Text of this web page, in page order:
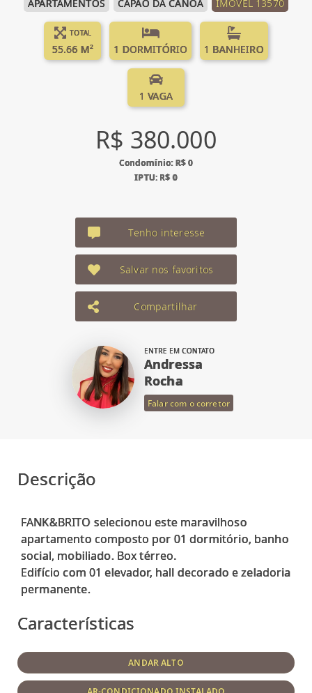
APARTAMENTOS CAPAO DA CANOA IMÓVEL 13570
TOTAL
55.66 M² 1 DORMITÓRIO 1 BANHEIRO
1 VAGA
R$ 380.000
Condomínio: R$ 0
IPTU: R$ 0
Tenho interesse
Salvar nos favoritos
Compartilhar
ENTRE EM CONTATO
Andressa
Rocha
Falar com o corretor
Descrição
FANK&BRITO selecionou este maravilhoso
apartamento composto por 01 dormitório, banho
social, mobiliado. Box térreo.
Edifício com 01 elevador, hall decorado e zeladoria
permanente.
Características
ANDAR ALTO